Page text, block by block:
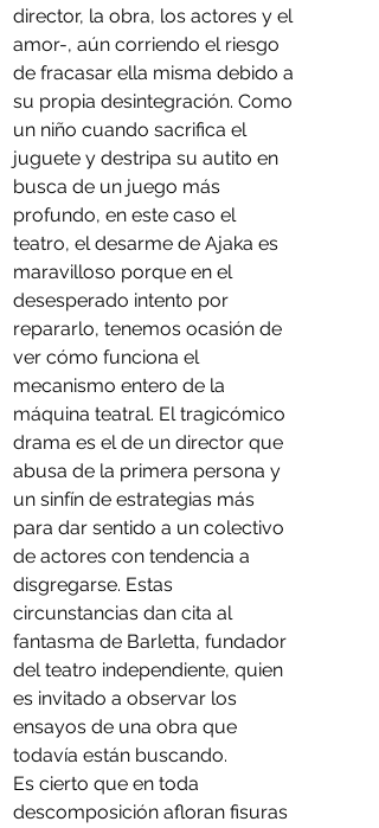
director, la obra, los actores y el
amor-, aún corriendo el riesgo
de fracasar ella misma debido a
su propia desintegración. Como
un niño cuando sacrifica el
juguete y destripa su autito en
busca de un juego más
profundo, en este caso el
teatro, el desarme de Ajaka es
maravilloso porque en el
desesperado intento por
repararlo, tenemos ocasión de
ver cómo funciona el
mecanismo entero de la
máquina teatral. El tragicómico
drama es el de un director que
abusa de la primera persona y
un sinfín de estrategias más
para dar sentido a un colectivo
de actores con tendencia a
disgregarse. Estas
circunstancias dan cita al
fantasma de Barletta, fundador
del teatro independiente, quien
es invitado a observar los
ensayos de una obra que
todavía están buscando.
Es cierto que en toda
descomposición afloran fisuras